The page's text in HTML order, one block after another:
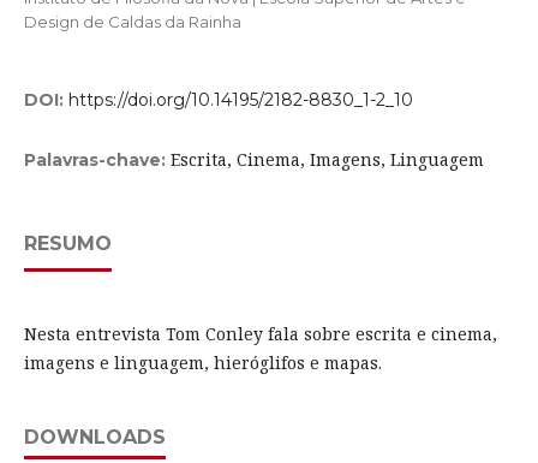
Design de Caldas da Rainha
DOI: https://doi.org/10.14195/2182-8830_1-2_10
Palavras-chave: Escrita, Cinema, Imagens, Linguagem
RESUMO
Nesta entrevista Tom Conley fala sobre escrita e cinema,
imagens e linguagem, hieróglifos e mapas.
DOWNLOADS